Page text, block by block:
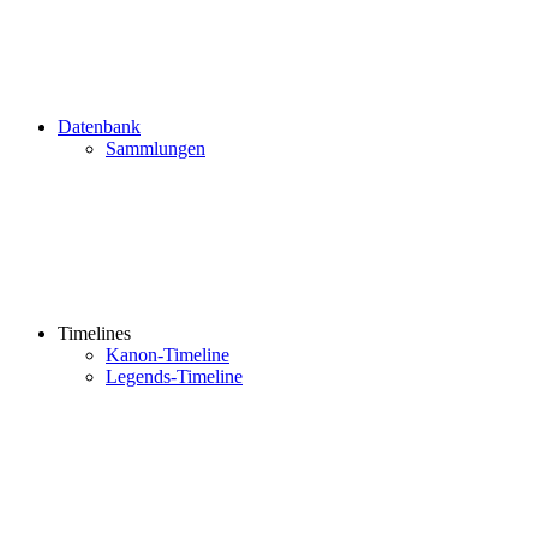
Datenbank
Sammlungen
Timelines
Kanon-Timeline
Legends-Timeline